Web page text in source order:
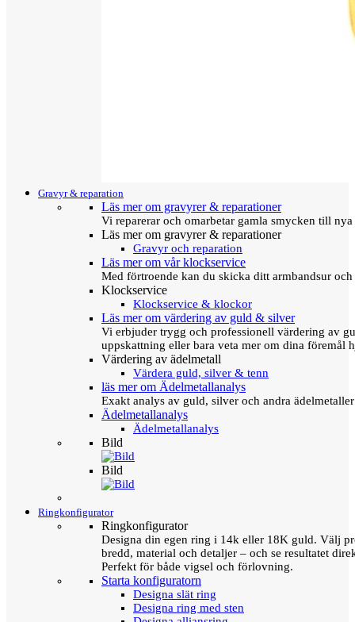
Gravyr & reparation
Läs mer om gravyrer & reparationer
Vi reparerar och omarbetar gamla smycken till
Läs mer om gravyrer & reparationer
Gravyr och reparation
Läs mer om vår klockservice
Med förtroende kan du skicka ditt armbandsur
Klockservice
Klockservice & klockor
Läs mer om värdering av guld & silver
Vi erbjuder trygg och professionell värdering av
uppskattning eller bara veta mer om dina föremål
Värdering av ädelmetall
Värdera guld, silver & tenn
läs mer om Ädelmetallanalys
Exakt analys av guld, silver och andra
Ädelmetallanalys
Ädelmetallanalys
Bild
Bild
Ringkonfigurator
Ringkonfigurator
Designa din egen ring i 14k eller 18K guld. Välj
bredd, material och detaljer – och se resultatet
Perfekt för både vigsel och förlovning.
Starta konfiguratorn
Designa slät ring
Designa ring med sten